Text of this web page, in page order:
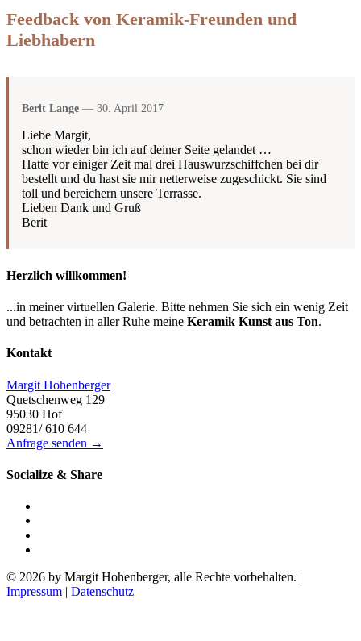
Feedback von Keramik-Freunden und
Liebhabern
Berit Lange — 30. April 2017
Liebe Margit,
schon wieder bin ich auf deiner Seite gelandet …
Hatte vor einiger Zeit mal drei Hauswurzschiffchen bei dir
bestellt und du hast sie mir netterweise zugeschickt. Sie sind
toll und bereichern unsere Terrasse.
Lieben Dank und Gruß
Berit
Herzlich willkommen!
...in meiner virtuellen Galerie. Bitte nehmen Sie sich ein wenig Zeit
und betrachten in aller Ruhe meine Keramik Kunst aus Ton.
Kontakt
Margit Hohenberger
Quetschenweg 129
95030 Hof
09281/ 610 644
Anfrage senden →
Socialize & Share
© 2026 by Margit Hohenberger, alle Rechte vorbehalten. |
Impressum | Datenschutz